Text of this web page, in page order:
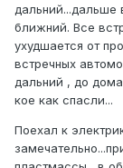
ближний. Все
ухудшается от
встречных
дальний , до дома
кое как спасли...
Поехал к